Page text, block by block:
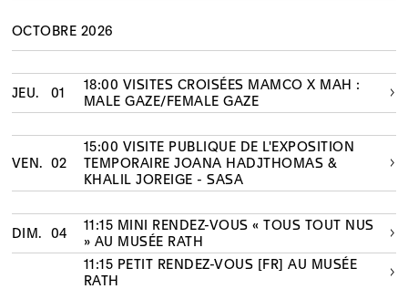
OCTOBRE 2026
JEU. 01
18:00 VISITES CROISÉES MAMCO X MAH :
MALE GAZE/FEMALE GAZE
VEN. 02
15:00 VISITE PUBLIQUE DE L'EXPOSITION
TEMPORAIRE JOANA HADJTHOMAS &
KHALIL JOREIGE - SASA
DIM. 04
11:15 MINI RENDEZ-VOUS « TOUS TOUT NUS
» AU MUSÉE RATH
11:15 PETIT RENDEZ-VOUS [FR] AU MUSÉE
RATH